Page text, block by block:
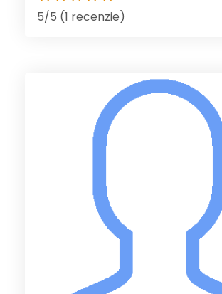
5/5 (1 recenzie)